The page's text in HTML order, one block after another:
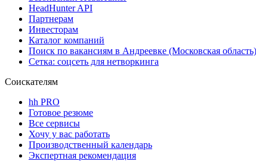
HeadHunter API
Партнерам
Инвесторам
Каталог компаний
Поиск по вакансиям в Андреевке (Московская область)
Сетка: соцсеть для нетворкинга
Соискателям
hh PRO
Готовое резюме
Все сервисы
Хочу у вас работать
Производственный календарь
Экспертная рекомендация